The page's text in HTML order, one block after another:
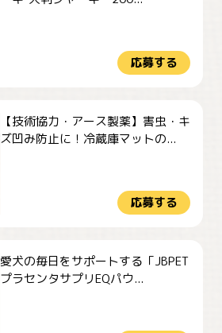
応募する
【技術協力・アース製薬】害虫・キ
ズ凹み防止に！冷蔵庫マットの...
応募する
愛犬の毎日をサポートする「JBPET
プラセンタサプリEQパウ...